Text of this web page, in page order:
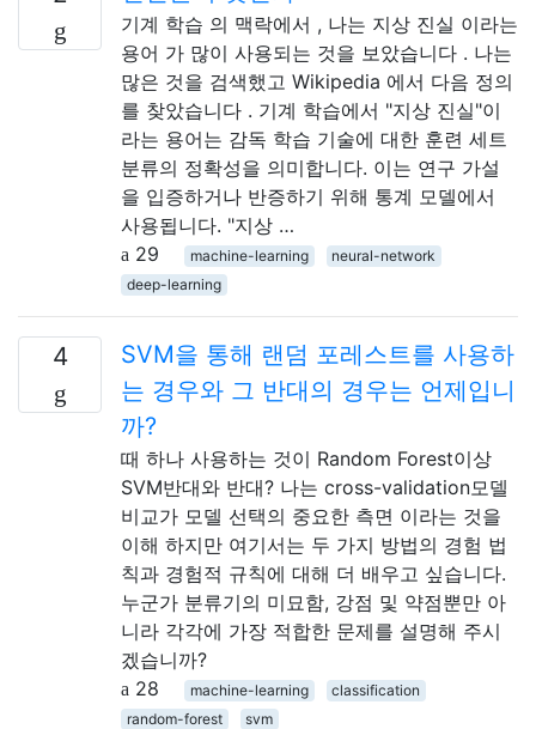
기계 학습 의 맥락에서 , 나는 지상 진실 이라는
용어 가 많이 사용되는 것을 보았습니다 . 나는
많은 것을 검색했고 Wikipedia 에서 다음 정의
를 찾았습니다 . 기계 학습에서 "지상 진실"이
라는 용어는 감독 학습 기술에 대한 훈련 세트
분류의 정확성을 의미합니다. 이는 연구 가설
을 입증하거나 반증하기 위해 통계 모델에서
사용됩니다. "지상 …
29
machine-learning
neural-network
deep-learning
4
SVM을 통해 랜덤 포레스트를 사용하
는 경우와 그 반대의 경우는 언제입니
까?
때 하나 사용하는 것이 Random Forest이상
SVM반대와 반대? 나는 cross-validation모델
비교가 모델 선택의 중요한 측면 이라는 것을
이해 하지만 여기서는 두 가지 방법의 경험 법
칙과 경험적 규칙에 대해 더 배우고 싶습니다.
누군가 분류기의 미묘함, 강점 및 약점뿐만 아
니라 각각에 가장 적합한 문제를 설명해 주시
겠습니까?
28
machine-learning
classification
random-forest
svm